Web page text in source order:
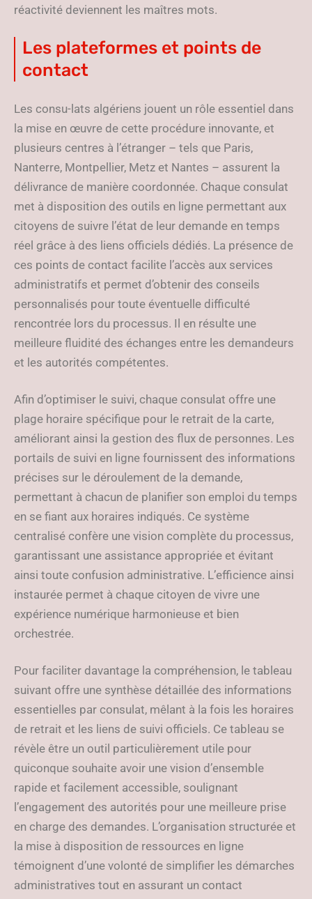
réactivité deviennent les maîtres mots.
Les plateformes et points de
contact
Les consu-lats algériens jouent un rôle essentiel dans
la mise en œuvre de cette procédure innovante, et
plusieurs centres à l’étranger – tels que Paris,
Nanterre, Montpellier, Metz et Nantes – assurent la
délivrance de manière coordonnée. Chaque consulat
met à disposition des outils en ligne permettant aux
citoyens de suivre l’état de leur demande en temps
réel grâce à des liens officiels dédiés. La présence de
ces points de contact facilite l’accès aux services
administratifs et permet d’obtenir des conseils
personnalisés pour toute éventuelle difficulté
rencontrée lors du processus. Il en résulte une
meilleure fluidité des échanges entre les demandeurs
et les autorités compétentes.
Afin d’optimiser le suivi, chaque consulat offre une
plage horaire spécifique pour le retrait de la carte,
améliorant ainsi la gestion des flux de personnes. Les
portails de suivi en ligne fournissent des informations
précises sur le déroulement de la demande,
permettant à chacun de planifier son emploi du temps
en se fiant aux horaires indiqués. Ce système
centralisé confère une vision complète du processus,
garantissant une assistance appropriée et évitant
ainsi toute confusion administrative. L’efficience ainsi
instaurée permet à chaque citoyen de vivre une
expérience numérique harmonieuse et bien
orchestrée.
Pour faciliter davantage la compréhension, le tableau
suivant offre une synthèse détaillée des informations
essentielles par consulat, mêlant à la fois les horaires
de retrait et les liens de suivi officiels. Ce tableau se
révèle être un outil particulièrement utile pour
quiconque souhaite avoir une vision d’ensemble
rapide et facilement accessible, soulignant
l’engagement des autorités pour une meilleure prise
en charge des demandes. L’organisation structurée et
la mise à disposition de ressources en ligne
témoignent d’une volonté de simplifier les démarches
administratives tout en assurant un contact